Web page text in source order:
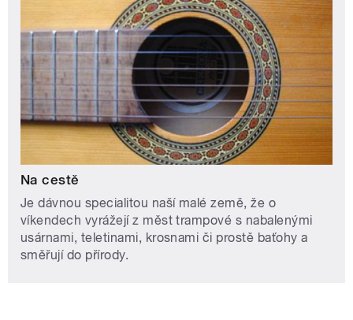
Na cestě
Je dávnou specialitou naší malé země, že o
víkendech vyrážejí z měst trampové s nabalenými
usárnami, teletinami, krosnami či prostě baťohy a
směřují do přírody.